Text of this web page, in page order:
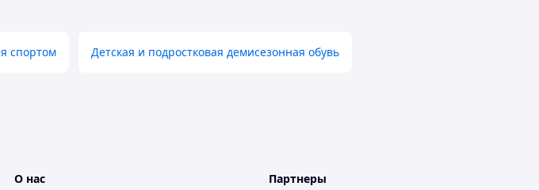
спортом Детская и подростковая демисезонная обувь
О нас Партнеры